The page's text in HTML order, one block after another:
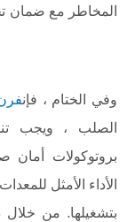
المخاطر مع ضمان
وفي الختام ، فإن
الصلب ، ويجب
بروتوكولات أمان
الأداء الأمثل
بتشغيلها. من